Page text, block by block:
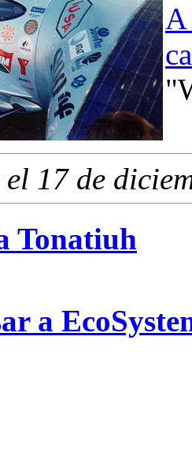
A
17 de
Tonatiuh
a